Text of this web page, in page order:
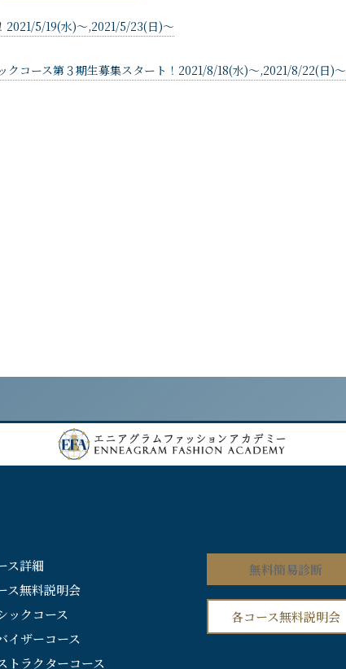
2021/5/19(水)〜,2021/5/23(日)〜
クコース第３期生募集スタート！2021/8/18(水)〜,2021/8/22(日)〜
ス詳細
ス無料説明会
ックコース
イザーコース
トラクターコース
無料簡易診断
各コース無料説明会